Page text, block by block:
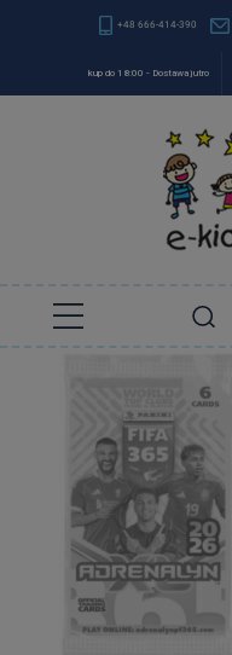
+48 666-414-390
kup do 18:00 - Dostawa jutro